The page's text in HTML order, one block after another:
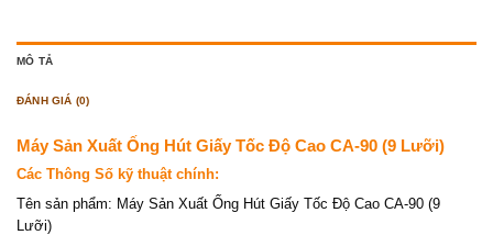
MÔ TẢ
ĐÁNH GIÁ (0)
Máy Sản Xuất Ống Hút Giấy Tốc Độ Cao CA-90 (9 Lưỡi)
Các Thông Số kỹ thuật chính:
Tên sản phẩm: Máy Sản Xuất Ống Hút Giấy Tốc Độ Cao CA-90 (9
Lưỡi)